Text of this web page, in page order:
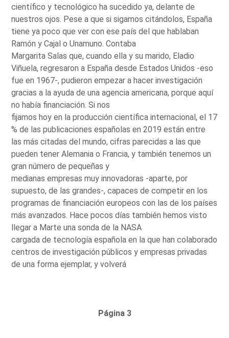
científico y tecnológico ha sucedido ya, delante de
nuestros ojos. Pese a que si sigamos citándolos, España
tiene ya poco que ver con ese país del que hablaban
Ramón y Cajal o Unamuno. Contaba
Margarita Salas que, cuando ella y su marido, Eladio
Viñuela, regresaron a España desde Estados Unidos -eso
fue en 1967-, pudieron empezar a hacer investigación
gracias a la ayuda de una agencia americana, porque aquí
no había financiación. Si nos
fijamos hoy en la producción científica internacional, el 17
% de las publicaciones españolas en 2019 están entre
las más citadas del mundo, cifras parecidas a las que
pueden tener Alemania o Francia, y también tenemos un
gran número de pequeñas y
medianas empresas muy innovadoras -aparte, por
supuesto, de las grandes-, capaces de competir en los
programas de financiación europeos con las de los países
más avanzados. Hace pocos días también hemos visto
llegar a Marte una sonda de la NASA
cargada de tecnología española en la que han colaborado
centros de investigación públicos y empresas privadas
de una forma ejemplar, y volverá
Página 3